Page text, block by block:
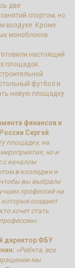
две
спортом, но
воздухе. Кроме
моноблоков.
настоящий
площадок.
футбол и
новую площадку
финансов и
Сергей
площадку, на
но и
с началом
в колледжи и
вы выбрали
профессий на
которые создают
хочет стать
директор ФБУ
«Ребята, все
мы